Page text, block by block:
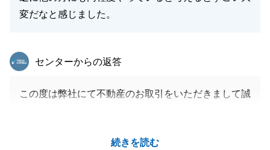
変だなと感じました。
続きを読む
東急リバブル
センターからの返答
この度は弊社にて不動産のお取引をいただきまして誠
毎回迅速かつご丁寧にご対応いただきましたおかげ